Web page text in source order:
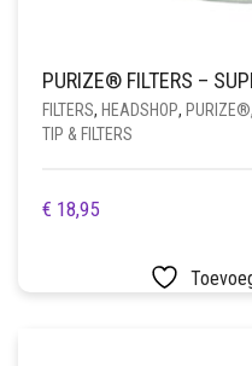
PURIZE® FILTERS –
FILTERS, HEADSHOP, PURIZE®,
TIP & FILTERS
€ 18,95